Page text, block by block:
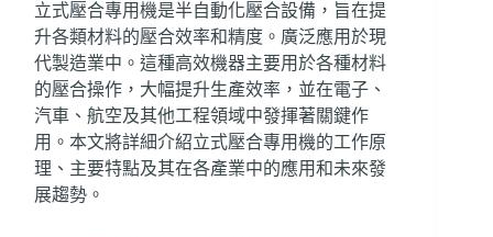
立式壓合專用機是半自動化壓合設備，旨在提
升各類材料的壓合效率和精度。廣泛應用於現
代製造業中。這種高效機器主要用於各種材料
的壓合操作，大幅提升生產效率，並在電子、
汽車、航空及其他工程領域中發揮著關鍵作
用。本文將詳細介紹立式壓合專用機的工作原
理、主要特點及其在各產業中的應用和未來發
展趨勢。